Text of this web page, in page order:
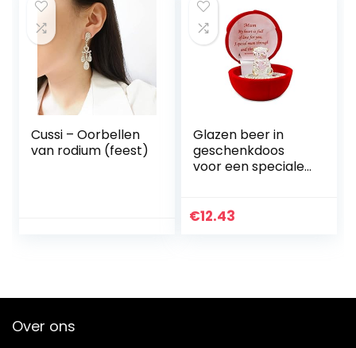
christening of
babyshower,
dieren, wit, Engels
Cussi – Oorbellen
van rodium (feest)
Glazen beer in
geschenkdoos
voor een speciale
moeder | mama |
€12.43
Over ons